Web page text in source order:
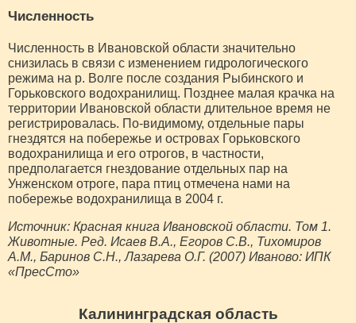
Численность
Численность в Ивановской области значительно
снизилась в связи с изменением гидрологического
режима на р. Волге после создания Рыбинского и
Горьковского водохранилищ. Позднее малая крачка на
территории Ивановской области длительное время не
регистрировалась. По-видимому, отдельные пары
гнездятся на побережье и островах Горьковского
водохранилища и его отрогов, в частности,
предполагается гнездование отдельных пар на
Унженском отроге, пара птиц отмечена нами на
побережье водохранилища в 2004 г.
Источник: Красная книга Ивановской области. Том 1.
Животные. Ред. Исаев В.А., Егоров С.В., Тихомиров
A.M., Баринов С.Н., Лазарева О.Г. (2007) Иваново: ИПК
«ПресСто»
Калининградская область